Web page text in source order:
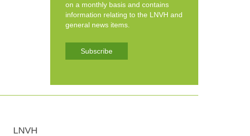
on a monthly basis and contains
information relating to the LNVH and
general news items.
Subscribe
LNVH